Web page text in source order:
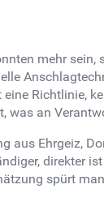
mehr
Richtlinie,
was an
Ehrgeiz,
direkter
spürt